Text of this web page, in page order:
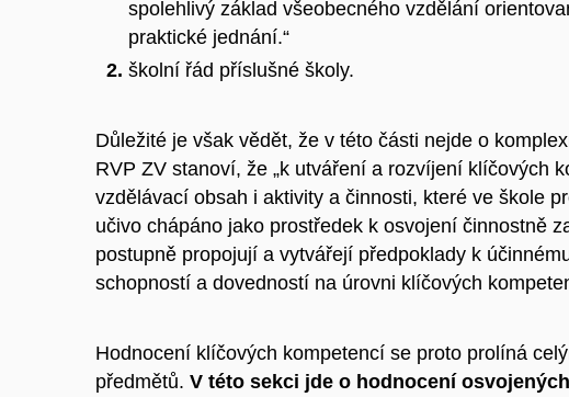
spolehlivý základ všeobecného vzdělání
praktické jednání.“
školní řád příslušné školy.
Důležité je však vědět, že v této části nejde o
RVP ZV stanoví, že „k utváření a rozvíjení klíčových
vzdělávací obsah i aktivity a činnosti, které ve škole
učivo chápáno jako prostředek k osvojení činnostně
postupně propojují a vytvářejí předpoklady k
schopností a dovedností na úrovni klíčových
Hodnocení klíčových kompetencí se proto prolíná
předmětů. V této sekci jde o hodnocení